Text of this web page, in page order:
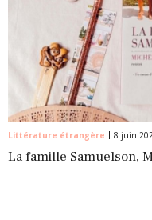
Littérature étrangère 8 juin
La famille Samuelson,